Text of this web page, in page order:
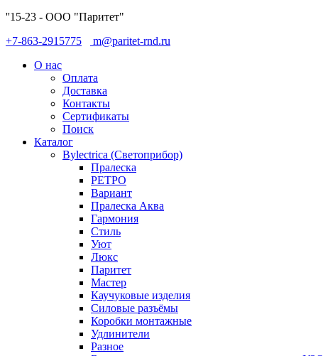
''15-23 - ООО "Паритет"
+7-863-2915775
m@paritet-rnd.ru
О нас
Оплата
Доставка
Контакты
Сертификаты
Поиск
Каталог
Bylectrica (Светоприбор)
Пралеска
РЕТРО
Вариант
Пралеска Аква
Гармония
Стиль
Уют
Люкс
Паритет
Мастер
Каучуковые изделия
Силовые разъёмы
Коробки монтажные
Удлинители
Разное